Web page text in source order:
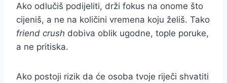
Ako odlučiš podijeliti, drži fokus na onome što
cijeniš, a ne na količini vremena koju želiš. Tako
friend crush dobiva oblik ugodne, tople poruke,
a ne pritiska.
Ako postoji rizik da će osoba tvoje riječi shvatiti